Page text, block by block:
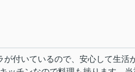
付いているので、安心して生活